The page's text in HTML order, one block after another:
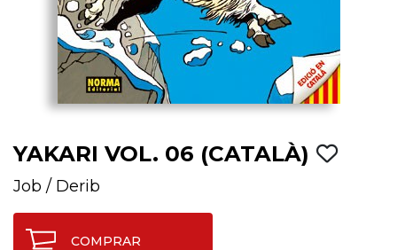
YAKARI VOL. 06 (CATALÀ)
Job / Derib
COMPRAR